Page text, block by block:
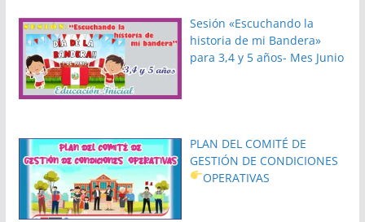
Sesión «Escuchando la
historia de mi Bandera»
para 3,4 y 5 años- Mes Junio
PLAN DEL COMITÉ DE
GESTIÓN DE CONDICIONES
OPERATIVAS